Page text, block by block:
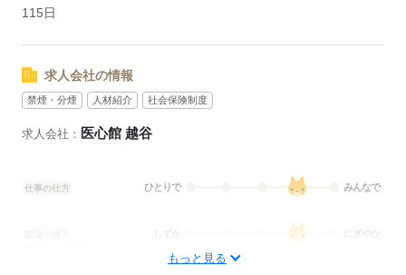
115日
求人会社の情報
禁煙・分煙 人材紹介 社会保険制度
求人会社： 医心館 越谷
仕事の仕方 ひとりで みんなで
にぎやか
もっと見る